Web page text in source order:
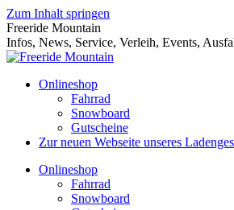
Zum Inhalt springen
Freeride Mountain
Infos, News, Service, Verleih, Events,
Onlineshop
Fahrrad
Snowboard
Gutscheine
Zur neuen Webseite unseres
Onlineshop
Fahrrad
Snowboard